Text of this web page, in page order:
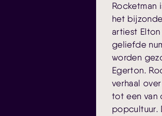
Rocketman
het
artiest
geliefde
worden
Egerton.
verhaal
tot een van
popcultuur.